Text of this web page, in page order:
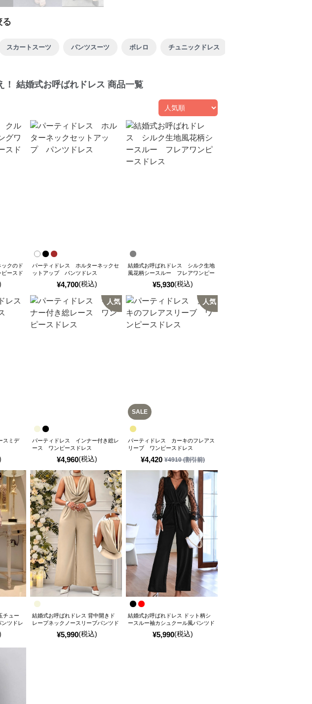
る
スカートスーツ パンツスーツ ボレロ チュニックドレス
結婚式お呼ばれドレス 商品一覧
クのド
ースド
¥4,700(税込)
パーティドレス ホルターネックセ
ットアップ パンツドレス
¥5,930(税込)
結婚式お呼ばれドレス シルク生地
風花柄シースルー フレアワンピー
スミデ
人気
¥4,960(税込)
パーティドレス インナー付き総レ
ース ワンピースドレス
SALE
人気
¥4,420 ¥4910(割引前)
パーティドレス カーキのフレアス
リーブ ワンピースドレス
チュー
ンツドレ
¥5,990(税込)
結婚式お呼ばれドレス 背中開きド
レープネックノースリーブパンツド
¥5,990(税込)
結婚式お呼ばれドレス ドット柄シ
ースルー袖カシュクール風パンツド